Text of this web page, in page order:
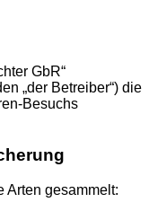
GbR“
„der Betreiber“) die
Besuchs
Arten gesammelt: